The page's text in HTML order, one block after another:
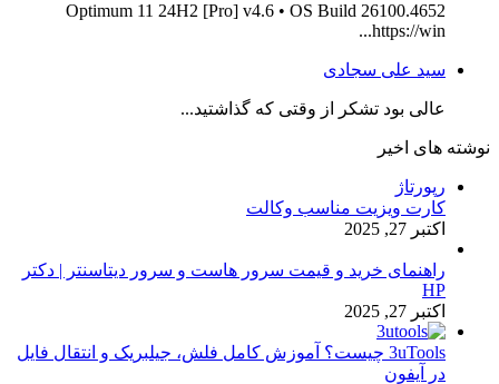
Optimum 11 24H2 [Pro] v4.6 • OS Build 26100.4652
https://win...
سید علی سجادی
عالی بود تشکر از وقتی که گذاشتید...
نوشته های اخیر
رپورتاژ
کارت ویزیت مناسب وکالت
اکتبر 27, 2025
راهنمای خرید و قیمت سرور هاست و سرور دیتاسنتر | دکتر
HP
اکتبر 27, 2025
3uTools چیست؟ آموزش کامل فلش، جیلبریک و انتقال فایل
در آیفون